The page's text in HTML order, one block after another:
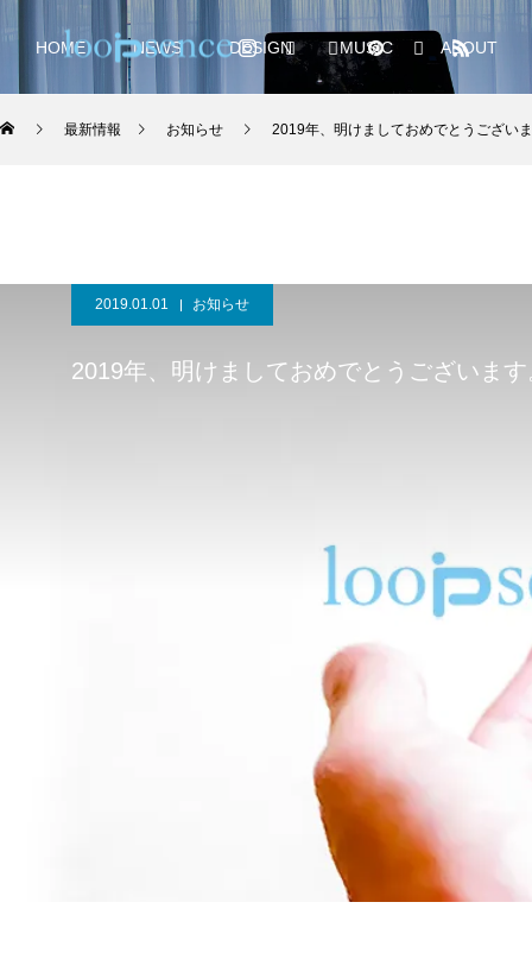
HOME NEWS DESIGN MUSIC ABOUT
最新情報 お知らせ 2019年、明けましておめでとうござい
2019.01.01 お知らせ
2019年、明けましておめでとうございます